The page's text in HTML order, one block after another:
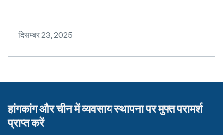
दिसम्बर 23, 2025
हांगकांग और चीन में व्यवसाय स्थापना पर मुफ्त परामर्श
प्राप्त करें